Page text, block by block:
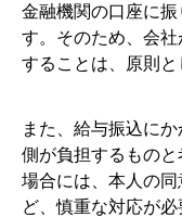
金融機関の口座に
す。そのため、会
することは、原則と
また、給与振込に
側が負担するもの
場合には、本人の
ど、慎重な対応が必